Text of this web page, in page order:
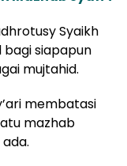
Syaikh
siapapun
mujtahid.
membatasi
mazhab